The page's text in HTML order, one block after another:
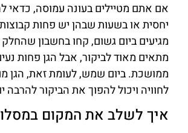
אם אתם מטיילים בעונה עמוסה, כדאי
יחסית או בשעות שבהן יש פחות
מגיעים ביום גשום, קחו בחשבון שהחלק
מתאים מאוד לביקור, אבל הגן פחות
ממושכת. ביום שמש, לעומת זאת, הגן
לחוויה ויכול להפוך את הביקור להרבה
איך לשלב את המקום